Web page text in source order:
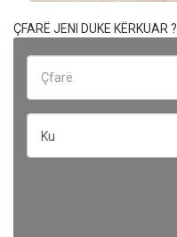
ÇFARË JENI DUKE KËRKUAR ?
Ku